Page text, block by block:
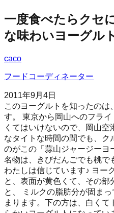
一度食べたらクセ
な味わいヨーグルト
caco
フードコーディネーター
2011年9月4日
このヨーグルトを知ったの
す。 東京から岡山へのフラ
くてはいけないので、岡山
なタイトな時間の間でも、ク
のがこの「蒜山ジャージーヨ
名物は、きびだんごでも桃で
わたしは信じています♪ ヨー
と、表面が黄色くて、その部
と、 ミルクの脂肪分が固ま
まります。下の方は、白く